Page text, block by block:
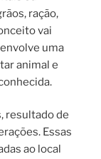
ração,
vai
uma
animal e
resultado de
Essas
ao local